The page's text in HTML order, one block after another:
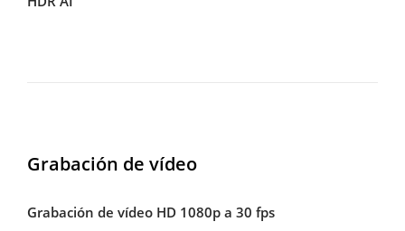
Grabación de vídeo
Grabación de vídeo HD 1080p a 30 fps